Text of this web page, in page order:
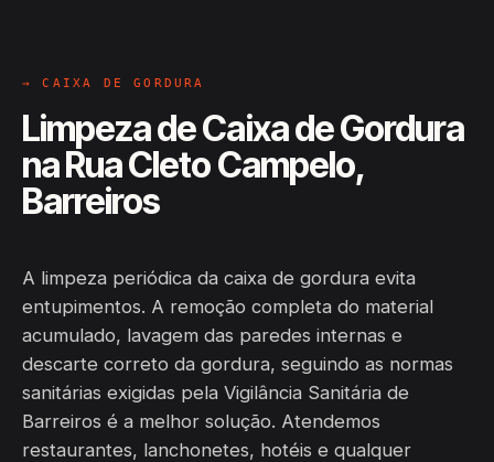
→ CAIXA DE GORDURA
Limpeza de Caixa de Gordura
na Rua Cleto Campelo,
Barreiros
A limpeza periódica da caixa de gordura evita
entupimentos. A remoção completa do material
acumulado, lavagem das paredes internas e
descarte correto da gordura, seguindo as normas
sanitárias exigidas pela Vigilância Sanitária de
Barreiros é a melhor solução. Atendemos
restaurantes, lanchonetes, hotéis e qualquer